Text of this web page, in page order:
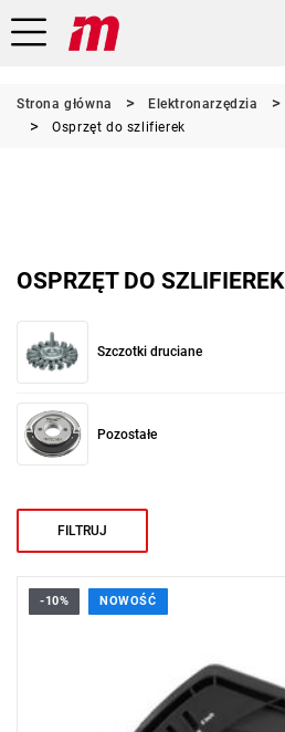
Strona główna Elektronarzędzia
Osprzęt do szlifierek
OSPRZĘT DO SZLIFIEREK
Szczotki druciane
Pozostałe
FILTRUJ
-10% NOWOŚĆ